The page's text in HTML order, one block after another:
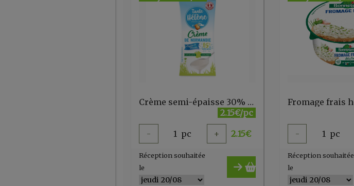
Crème semi-épaisse 30% 20 cl Tante Hélène
2.15€/pc
- 1 pc + 2.15€
Réception souhaitée
le
- 1 pc
Réception souhaitée
le